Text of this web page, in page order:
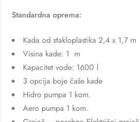
Standardna oprema:
Kada od stakloplastika 2,4 x 1,7 m
Visina kade: 1 m
Kapacitet vode: 1600 l
3 opcija boje čaše kade
Hidro pumpa 1 kom.
Aero pumpa 1 kom.